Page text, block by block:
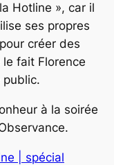
Hotline », car il
ses propres
créer des
fait Florence
public.
à la soirée
| spécial